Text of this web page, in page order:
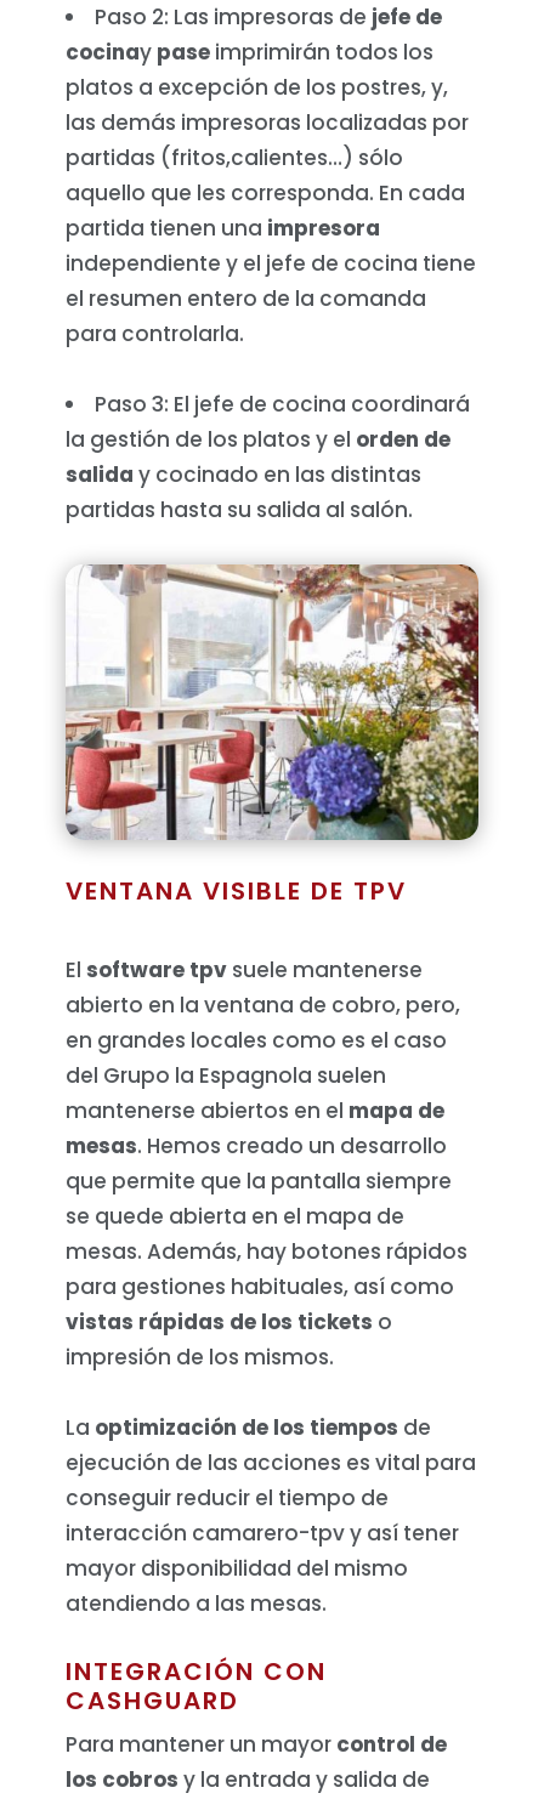
Paso 2: Las impresoras de jefe de
cocinay paseimprimirán todos los
platos a excepción de los postres, y,
las demás impresoras localizadas por
partidas (fritos,calientes…) sólo
aquello que les corresponda. En cada
partida tienen una impresora
independiente y el jefe de cocina tiene
el resumen entero de la comanda
para controlarla.
Paso 3: El jefe de cocina coordinará
la gestión de los platos y el orden de
salida y cocinado en las distintas
partidas hasta su salida al salón.
VENTANA VISIBLE DE TPV
El software tpvsuele mantenerse
abierto en la ventana de cobro, pero,
en grandes locales como es el caso
del Grupo la Espagnola suelen
mantenerse abiertos en el mapa de
mesas. Hemos creado un desarrollo
que permite que la pantalla siempre
se quede abierta en el mapa de
mesas. Además, hay botones rápidos
para gestiones habituales, así como
vistas rápidas de los tickets o
impresión de los mismos.
La optimización de los tiempos de
ejecución de las acciones es vital para
conseguir reducir el tiempo de
interacción camarero-tpv y así tener
mayor disponibilidad del mismo
atendiendo a las mesas.
INTEGRACIÓN CON
CASHGUARD
Para mantener un mayor control de
los cobros y la entrada y salida de